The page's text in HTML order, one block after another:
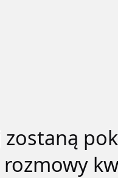
zostaną
rozmowy